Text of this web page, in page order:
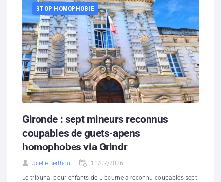
STOP HOMOPHOBIE
Gironde : sept mineurs reconnus
coupables de guets-apens
homophobes via Grindr
Joelle Berthout 11/07/2026
Le tribunal pour enfants de Libourne a reconnu coupables sept